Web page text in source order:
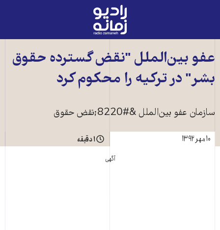
رادیو
زمانه
به
اصلی
عفو بين‌الملل "نقض گسترده حقوق
بشر" در ترکيه را محکوم کرد
سازمان عفو بين‌الملل &#8220;نقض حقوق
۱۰ مهر ۱۳۹۲
۱ دقیقه
آگهی